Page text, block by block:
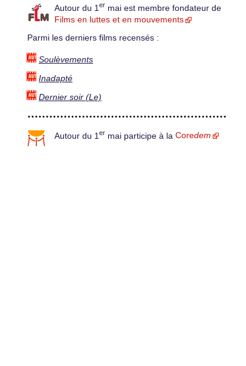
Autour du 1 er mai est membre fondateur de
Films en luttes et en mouvements
Parmi les derniers films recensés :
Soulèvements
Inadapté
Dernier soir (Le)
Autour du 1 er mai participe à la Coredem